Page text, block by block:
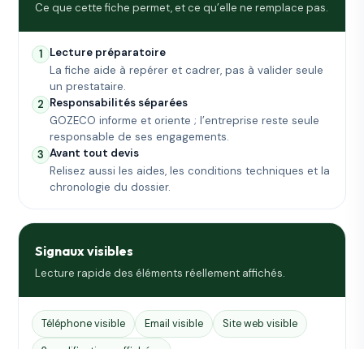
Ce que cette fiche permet, et ce qu’elle ne remplace pas.
1 Lecture préparatoire
La fiche aide à repérer et cadrer, pas à valider seule
un prestataire.
2 Responsabilités séparées
GOZECO informe et oriente ; l’entreprise reste seule
responsable de ses engagements.
3 Avant tout devis
Relisez aussi les aides, les conditions techniques et la
chronologie du dossier.
Signaux visibles
Lecture rapide des éléments réellement affichés.
Téléphone visible Email visible
Site web visible